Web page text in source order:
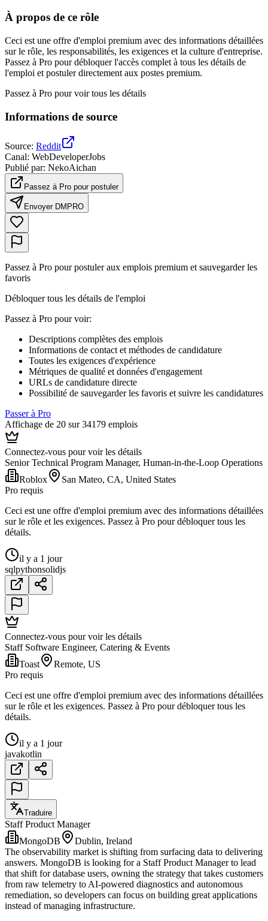
À propos de ce rôle
Ceci est une offre d'emploi premium avec des informations détaillées
sur le rôle, les responsabilités, les exigences et la culture d'entreprise.
Passez à Pro pour débloquer l'accès complet à tous les détails de
l'emploi et postuler directement aux postes premium.
Passez à Pro pour voir tous les détails
Informations de source
Source: Reddit
Canal: WebDeveloperJobs
Publié par: NekoAichan
Passez à Pro pour postuler
Envoyer DMPRO
Passez à Pro pour postuler aux emplois premium et sauvegarder les
favoris
Débloquer tous les détails de l'emploi
Passez à Pro pour voir:
Descriptions complètes des emplois
Informations de contact et méthodes de candidature
Toutes les exigences d'expérience
Métriques de qualité et données d'engagement
URLs de candidature directe
Possibilité de sauvegarder les favoris et suivre les candidatures
Passer à Pro
Affichage de 20 sur 34179 emplois
Connectez-vous pour voir les détails
Senior Technical Program Manager, Human-in-the-Loop Operations
Roblox
San Mateo, CA, United States
Pro requis
Ceci est une offre d'emploi premium avec des informations détaillées
sur le rôle et les exigences. Passez à Pro pour débloquer tous les
détails.
il y a 1 jour
sqlpythonsolidjs
Connectez-vous pour voir les détails
Staff Software Engineer, Catering & Events
Toast
Remote, US
Pro requis
Ceci est une offre d'emploi premium avec des informations détaillées
sur le rôle et les exigences. Passez à Pro pour débloquer tous les
détails.
il y a 1 jour
javakotlin
Traduire
Staff Product Manager
MongoDB
Dublin, Ireland
The observability market is shifting from surfacing data to delivering
answers. MongoDB is looking for a Staff Product Manager to lead
that shift for database users, owning the strategy that takes customers
from raw telemetry to AI-powered diagnostics and autonomous
remediation, so developers can focus on building great applications
instead of managing infrastructure.